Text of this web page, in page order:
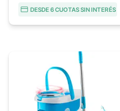
DESDE 6 CUOTAS SIN INTERÉS